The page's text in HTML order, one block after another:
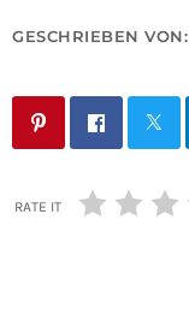
GESCHRIEBEN VON:
RATE IT